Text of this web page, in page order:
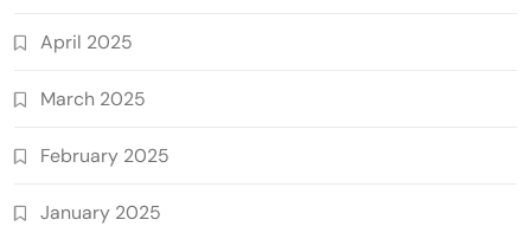
April 2025
March 2025
February 2025
January 2025